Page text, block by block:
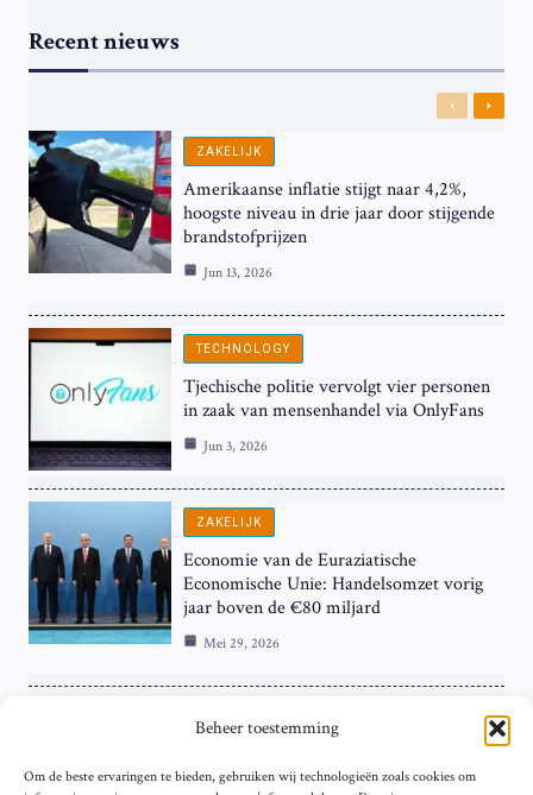
Beheer toestemming
Om de beste ervaringen te bieden, gebruiken wij technologieën zoals cookies om
Recent nieuws
Previous
Next
ZAKELIJK
Amerikaanse inflatie stijgt naar 4,2%,
hoogste niveau in drie jaar door stijgende
brandstofprijzen
Jun 13, 2026
TECHNOLOGY
Tjechische politie vervolgt vier personen
in zaak van mensenhandel via OnlyFans
Jun 3, 2026
ZAKELIJK
Economie van de Euraziatische
Economische Unie: Handelsomzet vorig
jaar boven de €80 miljard
Mei 29, 2026
ZAKELIJK
Hardnekkige Inflatie bij de ‘Grote Vier’